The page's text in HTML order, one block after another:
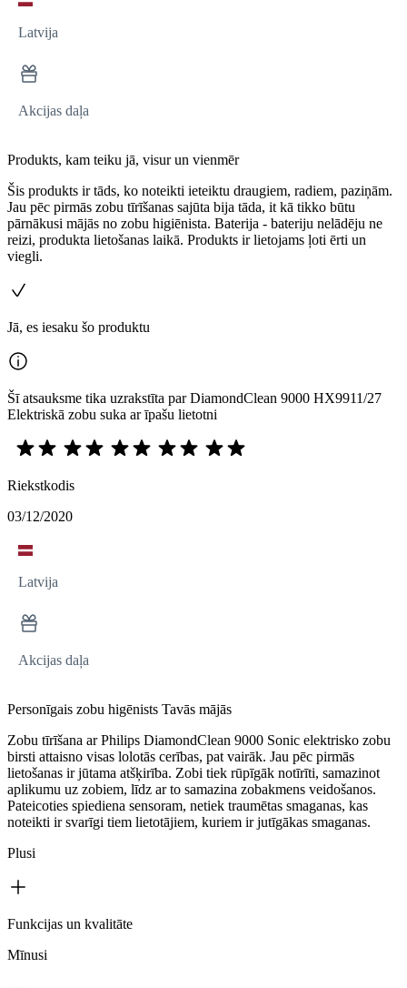
Latvija
Akcijas daļa
Produkts, kam teiku jā, visur un vienmēr
Šis produkts ir tāds, ko noteikti ieteiktu draugiem, radiem, paziņām.
Jau pēc pirmās zobu tīrīšanas sajūta bija tāda, it kā tikko būtu
pārnākusi mājās no zobu higiēnista. Baterija - bateriju nelādēju ne
reizi, produkta lietošanas laikā. Produkts ir lietojams ļoti ērti un
viegli.
Jā, es iesaku šo produktu
Šī atsauksme tika uzrakstīta par DiamondClean 9000 HX9911/27
Elektriskā zobu suka ar īpašu lietotni
Riekstkodis
03/12/2020
Latvija
Akcijas daļa
Personīgais zobu higēnists Tavās mājās
Zobu tīrīšana ar Philips DiamondClean 9000 Sonic elektrisko zobu
birsti attaisno visas lolotās cerības, pat vairāk. Jau pēc pirmās
lietošanas ir jūtama atšķirība. Zobi tiek rūpīgāk notīrīti, samazinot
aplikumu uz zobiem, līdz ar to samazina zobakmens veidošanos.
Pateicoties spiediena sensoram, netiek traumētas smaganas, kas
noteikti ir svarīgi tiem lietotājiem, kuriem ir jutīgākas smaganas.
Plusi
Funkcijas un kvalitāte
Mīnusi